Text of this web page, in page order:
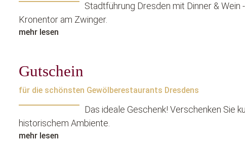
Stadtführung Dresden mit Dinner &
Kronentor am Zwinger.
mehr lesen
Gutschein
für die schönsten Gewölberestaurants Dresdens
Das ideale Geschenk! Verschenken Sie
historischem Ambiente.
mehr lesen